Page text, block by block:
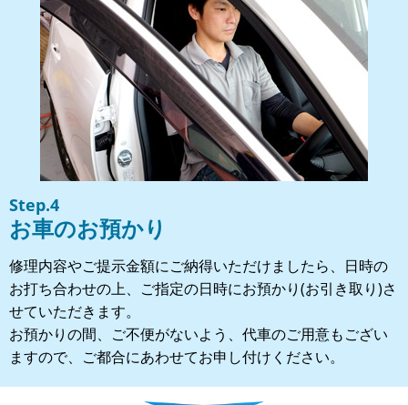
Step.4
お車のお預かり
修理内容やご提示金額にご納得いただけましたら、日時の
お打ち合わせの上、ご指定の日時にお預かり(お引き取り)さ
せていただきます。
お預かりの間、ご不便がないよう、代車のご用意もござい
ますので、ご都合にあわせてお申し付けください。